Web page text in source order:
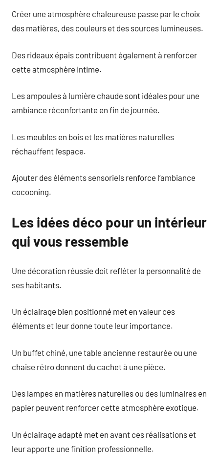
Créer une atmosphère chaleureuse passe par le choix
des matières, des couleurs et des sources lumineuses.
Des rideaux épais contribuent également à renforcer
cette atmosphère intime.
Les ampoules à lumière chaude sont idéales pour une
ambiance réconfortante en fin de journée.
Les meubles en bois et les matières naturelles
réchauffent l’espace.
Ajouter des éléments sensoriels renforce l’ambiance
cocooning.
Les idées déco pour un intérieur
qui vous ressemble
Une décoration réussie doit refléter la personnalité de
ses habitants.
Un éclairage bien positionné met en valeur ces
éléments et leur donne toute leur importance.
Un buffet chiné, une table ancienne restaurée ou une
chaise rétro donnent du cachet à une pièce.
Des lampes en matières naturelles ou des luminaires en
papier peuvent renforcer cette atmosphère exotique.
Un éclairage adapté met en avant ces réalisations et
leur apporte une finition professionnelle.